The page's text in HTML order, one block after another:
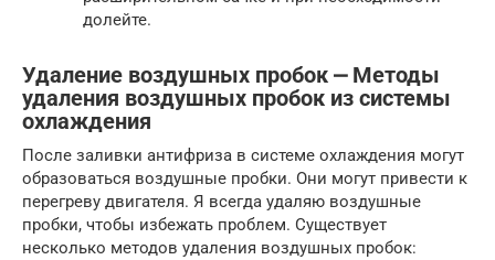
долейте.
Удаление воздушных пробок ⎼ Методы
удаления воздушных пробок из системы
охлаждения
После заливки антифриза в системе охлаждения могут
образоваться воздушные пробки. Они могут привести к
перегреву двигателя. Я всегда удаляю воздушные
пробки, чтобы избежать проблем. Существует
несколько методов удаления воздушных пробок: